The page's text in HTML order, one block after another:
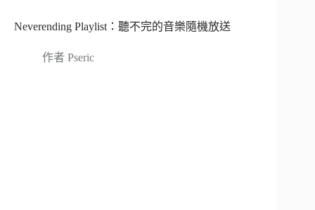
Neverending Playlist：聽不完的音樂隨機放送
作者 Pseric